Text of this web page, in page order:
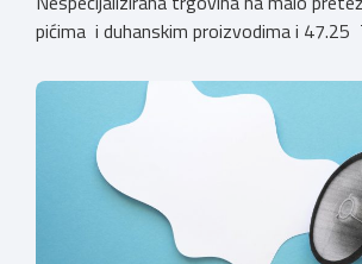
pićima i duhanskim proizvodima i 47.25
koja sadrže alkohol i energetska pića
svoje poslovne procese i osigurati
vjerodostojnu provjeru punoljetnosti
sustava e-Građani ili putem mobilne […]